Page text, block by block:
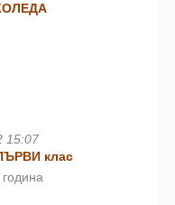
15:07
клас